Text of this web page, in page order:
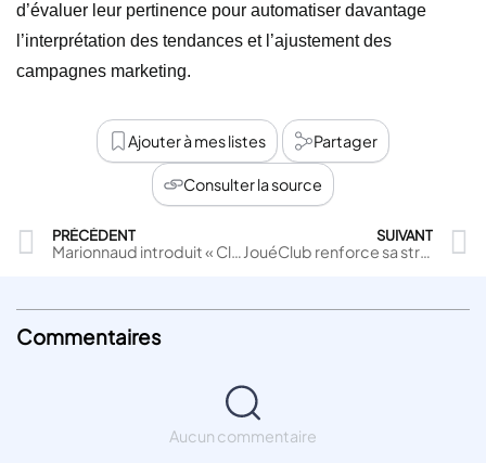
d’évaluer leur pertinence pour automatiser davantage
l’interprétation des tendances et l’ajustement des
campagnes marketing.
Ajouter à mes listes Partager
Consulter la source
PRÉCÉDENT
Marionnaud introduit « Club Privé » : un programme de fidélité premium à 12 € par an
SUIVANT
JouéClub renforce sa stratégie digitale avec Bonial pour dynamiser son trafic magasin
Commentaires
Aucun commentaire